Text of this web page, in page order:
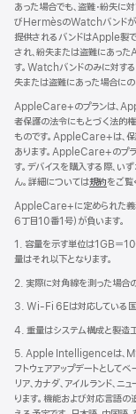
あった場合でも、盗難・紛失
びHermèsのWatchバンドが
提供されるバンドはApple製で
され、紛失または盗難にあっ
す。Watchバンドのみに対す
失または盗難にあった場合にの
AppleCare+のプランは、
者保護の法令にもとづく法的
ものです。AppleCare+は、
あります。AppleCare+のプラ
す。デバイスを購入する際、い
ん。詳細については規約（新
ウ
イ
ン
ド
で
開
ま
す）
をご覧
AppleCare+に定められた
6丁目10番1号）が負いま す 。
1. 容量を示す単位は1GB＝10
量はそれ以下となります。
2. 実際に対角線を測った場合
3. Wi-Fi 6Eは対応している国
4. 重量はシステム構成と製造工
5. Apple Intelligenceは、
フトウェアアップデートとして
リア、カナダ、アイルランド、ニ
ります。機能および対応言語